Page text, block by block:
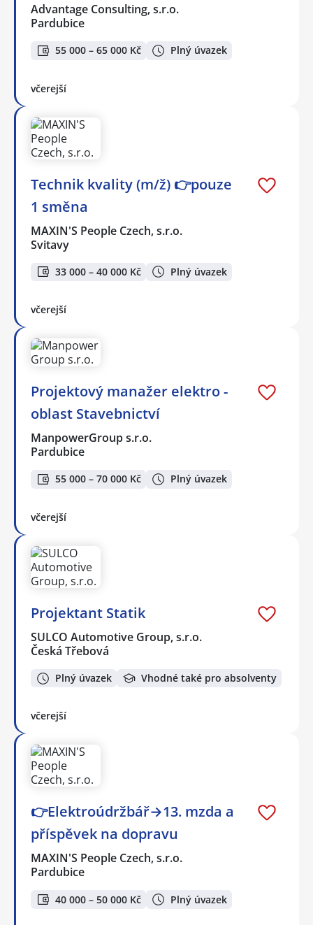
Advantage Consulting, s.r.o.
Pardubice
55 000 – 65 000 Kč Plný úvazek
včerejší
Technik kvality (m/ž) 👉pouze
1 směna
MAXIN'S People Czech, s.r.o.
Svitavy
33 000 – 40 000 Kč Plný úvazek
včerejší
Projektový manažer elektro -
oblast Stavebnictví
ManpowerGroup s.r.o.
Pardubice
55 000 – 70 000 Kč Plný úvazek
včerejší
Projektant Statik
SULCO Automotive Group, s.r.o.
Česká Třebová
Plný úvazek Vhodné také pro absolventy
včerejší
👉Elektroúdržbář→13. mzda a
příspěvek na dopravu
MAXIN'S People Czech, s.r.o.
Pardubice
40 000 – 50 000 Kč Plný úvazek